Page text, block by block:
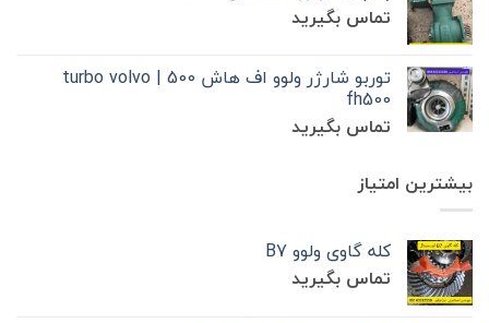
تماس بگیرید
توربو شارژر ولوو اف هاش 500 | turbo volvo
fh500
تماس بگیرید
بیشترین امتیاز
کله گاوی ولوو B7
تماس بگیرید